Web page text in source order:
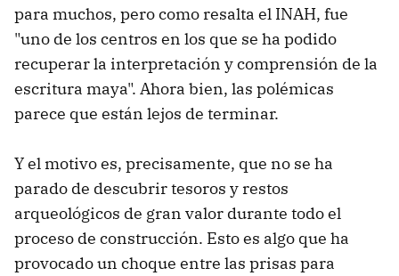
para muchos, pero como resalta el INAH, fue
"uno de los centros en los que se ha podido
recuperar la interpretación y comprensión de la
escritura maya". Ahora bien, las polémicas
parece que están lejos de terminar.
Y el motivo es, precisamente, que no se ha
parado de descubrir tesoros y restos
arqueológicos de gran valor durante todo el
proceso de construcción. Esto es algo que ha
provocado un choque entre las prisas para